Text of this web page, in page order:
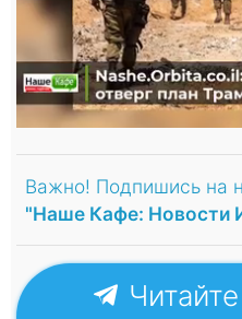
Важно! Подпишись на
"Наше Кафе: Новости